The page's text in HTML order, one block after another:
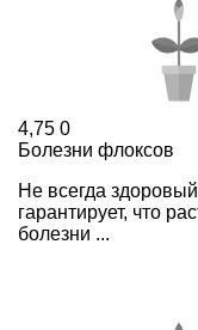
4,75 0
Болезни флоксов
Не всегда
гарантирует, что
болезни ...